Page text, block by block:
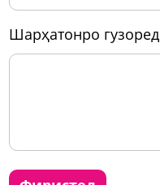
шарҳатонро гузоред